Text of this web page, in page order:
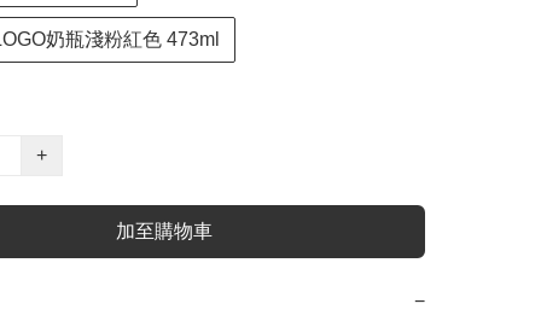
奶瓶淺粉紅色 473ml
+
加至購物車
−